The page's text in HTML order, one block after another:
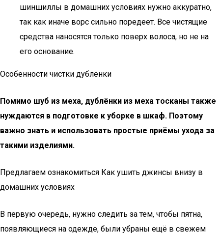
шиншиллы в домашних условиях нужно аккуратно,
так как иначе ворс сильно поредеет. Все чистящие
средства наносятся только поверх волоса, но не на
его основание.
Особенности чистки дублёнки
Помимо шуб из меха, дублёнки из меха тосканы также
нуждаются в подготовке к уборке в шкаф. Поэтому
важно знать и использовать простые приёмы ухода за
такими изделиями.
Предлагаем ознакомиться Как ушить джинсы внизу в
домашних условиях
В первую очередь, нужно следить за тем, чтобы пятна,
появляющиеся на одежде, были убраны ещё в свежем